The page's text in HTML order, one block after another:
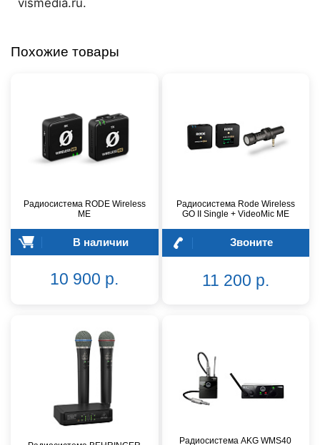
Похожие товары
Радиосистема RODE Wireless
ME
В наличии
10 900 р.
Радиосистема Rode Wireless
GO II Single + VideoMic ME
Звоните
11 200 р.
Радиосистема AKG WMS40